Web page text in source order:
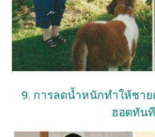
9. การลดน้ำหนักทำให้ชา
ฮอตทันที